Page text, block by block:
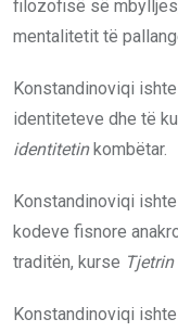
filozofisë së
mentalitetit të
Konstandinoviqi
identiteteve dhe të
identitetinkombëtar.
Konstandinoviqi
kodeve fisnore
traditën, kurse Tjetrin
Konstandinoviqi